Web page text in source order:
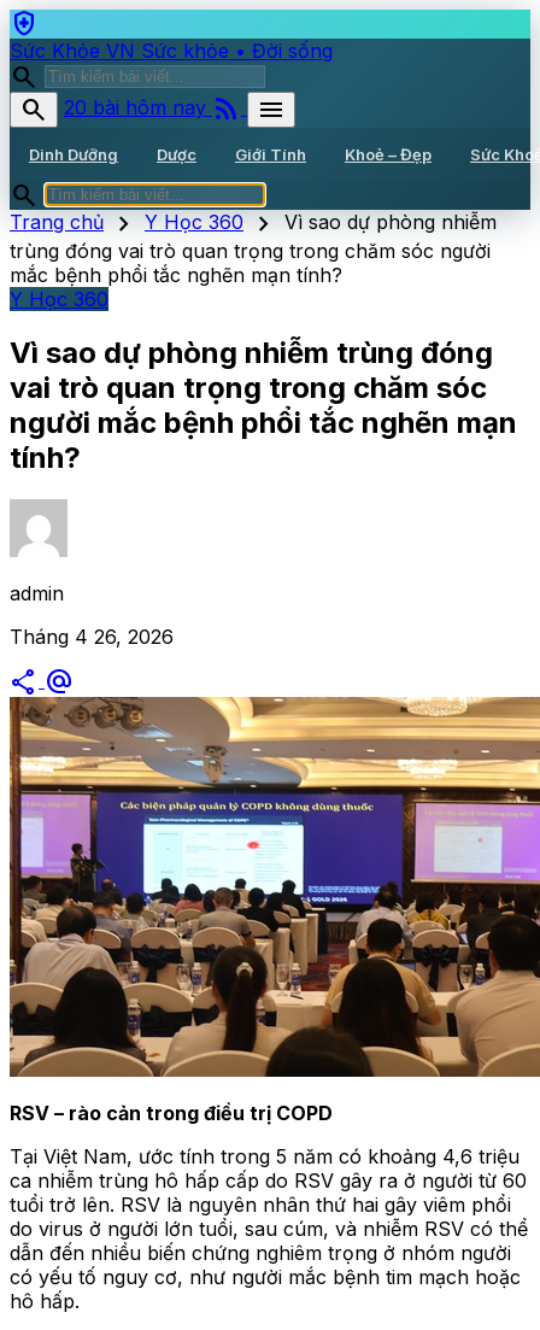
health_and_safety
Sức Khỏe VN Sức khỏe • Đời sống
search
search
20 bài hôm nay rss_feed menu
Dinh Dưỡng Dược Giới Tính Khoẻ – Đẹp Sức
search
Trang chủ chevron_right Y Học 360 chevron_right Vì sao dự phòng nhiễm
trùng đóng vai trò quan trọng trong chăm sóc người
mắc bệnh phổi tắc nghẽn mạn tính?
Y Học 360
Vì sao dự phòng nhiễm trùng đóng
vai trò quan trọng trong chăm sóc
người mắc bệnh phổi tắc nghẽn mạn
tính?
admin
Tháng 4 26, 2026
share alternate_email
RSV – rào cản trong điều trị COPD
Tại Việt Nam, ước tính trong 5 năm có khoảng 4,6 triệu
ca nhiễm trùng hô hấp cấp do RSV gây ra ở người từ 60
tuổi trở lên. RSV là nguyên nhân thứ hai gây viêm phổi
do virus ở người lớn tuổi, sau cúm, và nhiễm RSV có thể
dẫn đến nhiều biến chứng nghiêm trọng ở nhóm người
có yếu tố nguy cơ, như người mắc bệnh tim mạch hoặc
hô hấp.